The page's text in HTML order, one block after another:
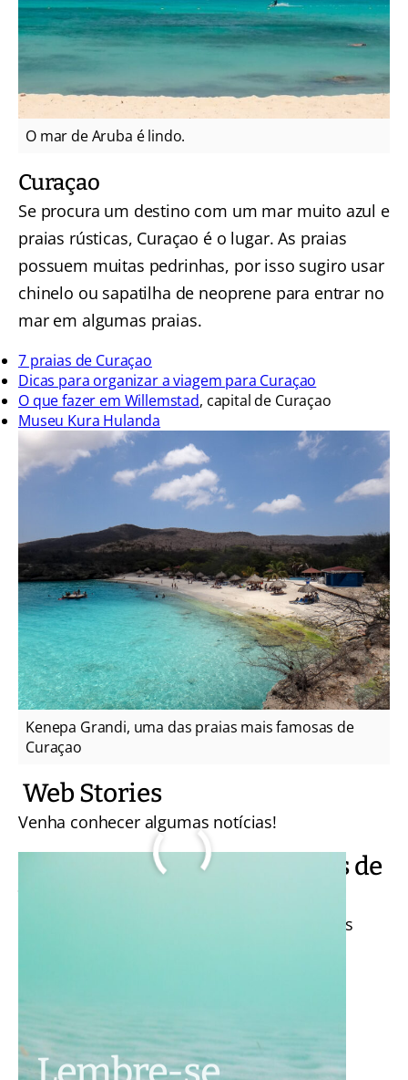
O mar de Aruba é lindo.
Curaçao
Se procura um destino com um mar muito azul e
praias rústicas, Curaçao é o lugar. As praias
possuem muitas pedrinhas, por isso sugiro usar
chinelo ou sapatilha de neoprene para entrar no
mar em algumas praias.
7 praias de Curaçao
Dicas para organizar a viagem para Curaçao
O que fazer em Willemstad, capital de Curaçao
Museu Kura Hulanda
Kenepa Grandi, uma das praias mais famosas de
Curaçao
Web Stories
Venha conhecer algumas notícias!
Conclusão: aproveite as dicas de
Um destino inesquecível e espero que essas